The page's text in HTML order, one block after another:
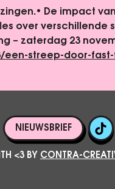
De impact
over verschillende
– zaterdag 23
een-streep-door-
NIEUWSBRIEF
<3 BY CONTRA-